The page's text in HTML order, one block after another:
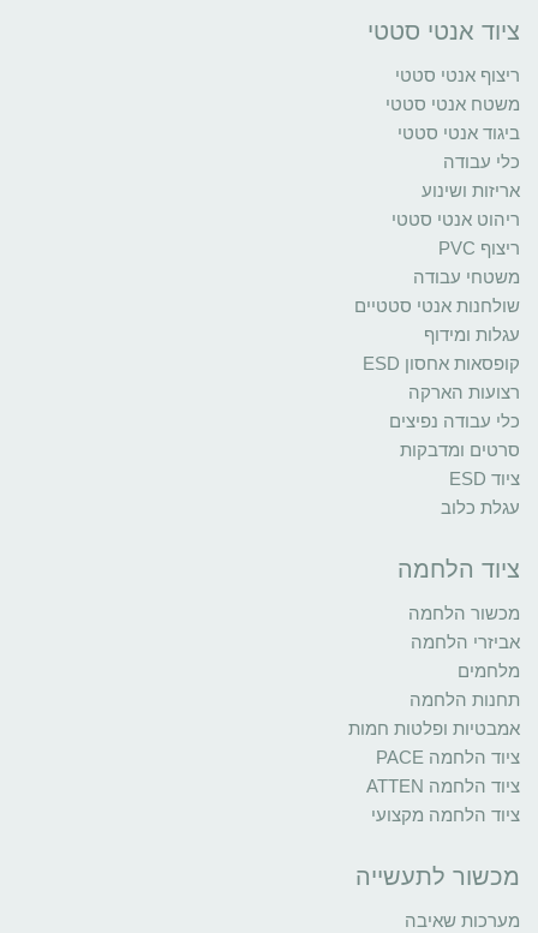
ציוד אנטי סטטי
ריצוף אנטי סטטי
משטח אנטי סטטי
ביגוד אנטי סטטי
כלי עבודה
אריזות ושינוע
ריהוט אנטי סטטי
ריצוף PVC
משטחי עבודה
שולחנות אנטי סטטיים
עגלות ומידוף
קופסאות אחסון ESD
רצועות הארקה
כלי עבודה נפיצים
סרטים ומדבקות
ציוד ESD
עגלת כלוב
ציוד הלחמה
מכשור הלחמה
אביזרי הלחמה
מלחמים
תחנות הלחמה
אמבטיות ופלטות חמות
ציוד הלחמה PACE
ציוד הלחמה ATTEN
ציוד הלחמה מקצועי
מכשור לתעשייה
מערכות שאיבה